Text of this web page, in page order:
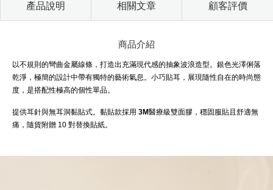
產品說明 相關文章 顧客評價
商品介紹
以不規則的彎曲金屬線條，打造出充滿現代感的抽象波浪造型。銀色光澤俐落
乾淨，極簡的設計中帶有獨特的藝術氣息。小巧貼耳，展現隨性自在的時尚態
度，是搭配性極高的個性單品。
提供耳針與無耳洞黏貼式。黏貼款採用 3M醫療級雙面膠 ，穩固服貼且舒適無
痛，隨貨附贈 10 對替換貼紙。